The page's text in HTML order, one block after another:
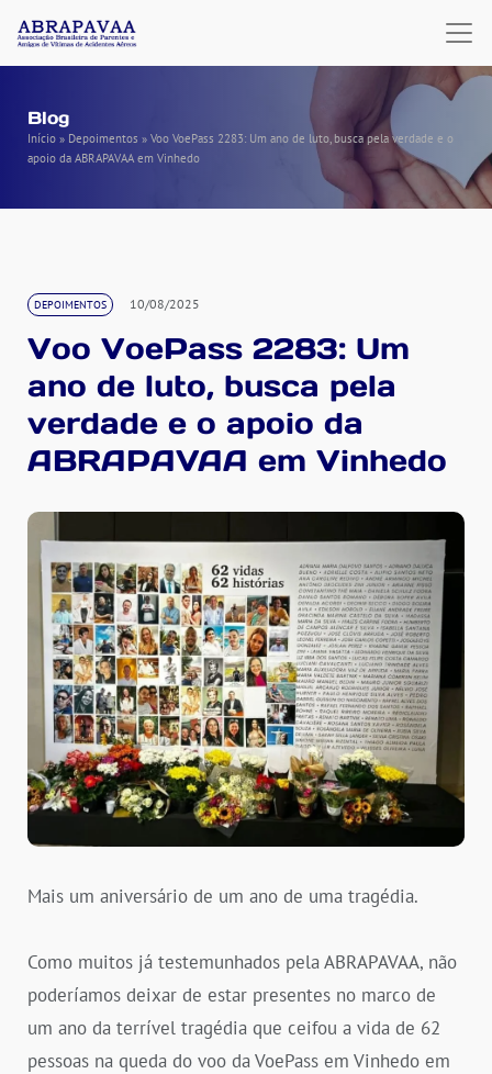
Blog
Início » Depoimentos » Voo VoePass 2283: Um ano de luto, busca pela verdade e o
apoio da ABRAPAVAA em Vinhedo
DEPOIMENTOS 10/08/2025
Voo VoePass 2283: Um
ano de luto, busca pela
verdade e o apoio da
ABRAPAVAA em Vinhedo
Mais um aniversário de um ano de uma tragédia.
Como muitos já testemunhados pela ABRAPAVAA, não
poderíamos deixar de estar presentes no marco de
um ano da terrível tragédia que ceifou a vida de 62
pessoas na queda do voo da VoePass em Vinhedo em